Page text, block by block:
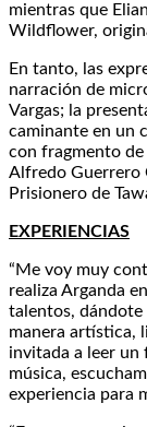
mientras que
Wildflower,
En tanto, las
narración de
Vargas; la
caminante en un
con fragmento
Alfredo Guerrero
Prisionero de
EXPERIENCIAS
“Me voy muy
realiza Arganda
talentos, dándote
manera artística,
invitada a leer un
música,
experiencia para